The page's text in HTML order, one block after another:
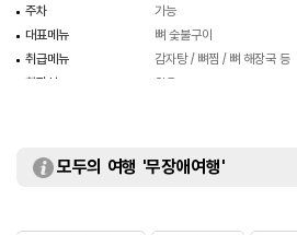
주차
가능
대표메뉴
뼈 숯불구이
취급메뉴
감자탕 / 뼈찜 / 뼈 해장국 등
화장실
있음
모두의 여행 '무장애여행'